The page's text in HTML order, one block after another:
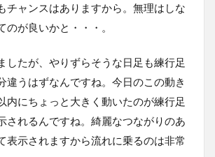
チャンスはありますから。無理はしな
のが良いかと・・・。
したが、やりずらそうな日足も練行足
違うはずなんですね。今日のこの動き
内にちょっと大きく動いたのが練行足
されるんですね。綺麗なつながりのあ
表示されますから流れに乗るのは非常